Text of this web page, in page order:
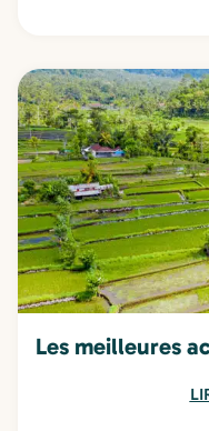
Les meilleures